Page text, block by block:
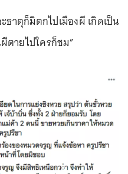
ธาตุก็มิตกไปเมืองผี เกิดเป็น
ตายไปใครก็ชม”